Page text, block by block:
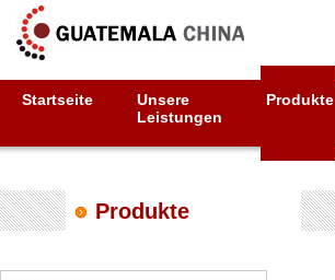
Startseite
Unsere
Leistungen
Produkte
Produkte